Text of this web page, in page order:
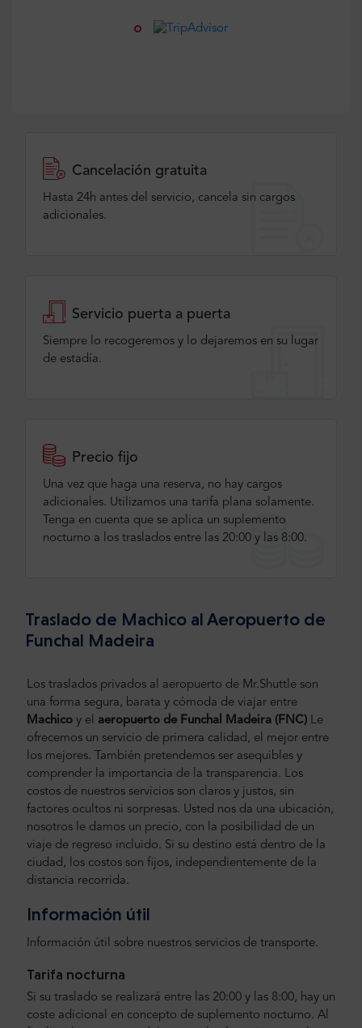
Cancelación gratuita
Hasta 24h antes del servicio, cancela sin cargos
adicionales.
Servicio puerta a puerta
Siempre lo recogeremos y lo dejaremos en su lugar
de estadía.
Precio fijo
Una vez que haga una reserva, no hay cargos
adicionales. Utilizamos una tarifa plana solamente.
Tenga en cuenta que se aplica un suplemento
nocturno a los traslados entre las 20:00 y las 8:00.
Traslado de Machico al Aeropuerto de
Funchal Madeira
Los traslados privados al aeropuerto de Mr.Shuttle son
una forma segura, barata y cómoda de viajar entre
Machico y el aeropuerto de Funchal Madeira (FNC) Le
ofrecemos un servicio de primera calidad, el mejor entre
los mejores. También pretendemos ser asequibles y
comprender la importancia de la transparencia. Los
costos de nuestros servicios son claros y justos, sin
factores ocultos ni sorpresas. Usted nos da una ubicación,
nosotros le damos un precio, con la posibilidad de un
viaje de regreso incluido. Si su destino está dentro de la
ciudad, los costos son fijos, independientemente de la
distancia recorrida.
Información útil
Información útil sobre nuestros servicios de transporte.
Tarifa nocturna
Si su traslado se realizará entre las 20:00 y las 8:00, hay un
coste adicional en concepto de suplemento nocturno. Al